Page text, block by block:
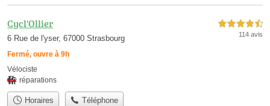
Cycl'Ollier
6 Rue de l'yser, 67000 Strasbourg
Fermé, ouvre à 9h
4,5 étoiles sur 5
114 avis
Vélociste
réparations
Horaires Téléphone